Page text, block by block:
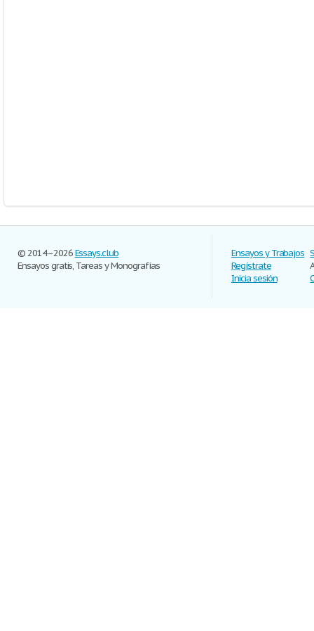
© 2014–2026Essays.club
Ensayos gratis, Tareas y Monografías
Ensayos y Trabajos
Regístrate
Inicia sesión